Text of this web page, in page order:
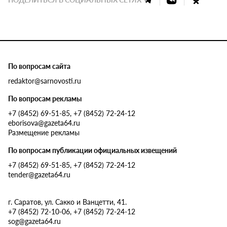
По вопросам сайта
redaktor@sarnovosti.ru
По вопросам рекламы
+7 (8452) 69-51-85, +7 (8452) 72-24-12
eborisova@gazeta64.ru
Размещение рекламы
По вопросам публикации официальных извещений
+7 (8452) 69-51-85, +7 (8452) 72-24-12
tender@gazeta64.ru
г. Саратов, ул. Сакко и Ванцетти, 41.
+7 (8452) 72-10-06, +7 (8452) 72-24-12
sog@gazeta64.ru